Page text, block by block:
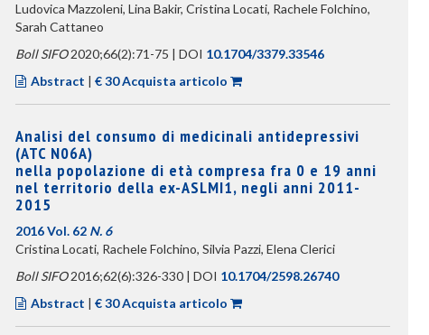
Ludovica Mazzoleni, Lina Bakir, Cristina Locati, Rachele Folchino,
Sarah Cattaneo
Boll SIFO2020;66(2):71-75 | DOI 10.1704/3379.33546
Abstract | € 30 Acquista articolo
Analisi del consumo di medicinali antidepressivi
(ATC N06A)
nella popolazione di età compresa fra 0 e 19 anni
nel territorio della ex-ASLMI1, negli anni 2011-
2015
2016 Vol. 62 N. 6
Cristina Locati, Rachele Folchino, Silvia Pazzi, Elena Clerici
Boll SIFO2016;62(6):326-330 | DOI 10.1704/2598.26740
Abstract | € 30 Acquista articolo